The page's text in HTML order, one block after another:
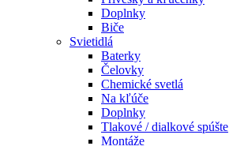
Doplnky
Biče
Svietidlá
Baterky
Čelovky
Chemické svetlá
Na kľúče
Doplnky
Tlakové / dialkové spúšte
Montáže